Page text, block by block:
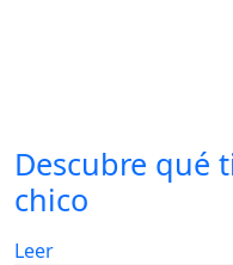
Descubre qué
chico
Leer